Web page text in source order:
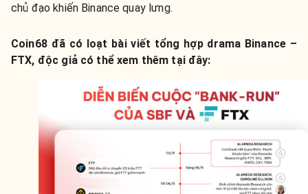
chủ đạo khiến Binance quay lưng.
Coin68 đã có loạt bài viết tổng hợp drama Binance –
FTX, độc giả có thể xem thêm tại đây: